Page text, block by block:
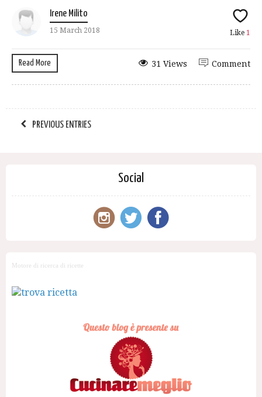
Irene Milito
15 March 2018 Like 1
Read More Comment
31 Views
PREVIOUS ENTRIES
Social
Motore di ricerca di ricette